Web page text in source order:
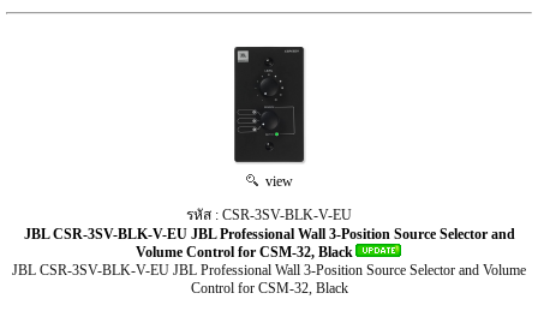
view
รหัส : CSR-3SV-BLK-V-EU
JBL CSR-3SV-BLK-V-EU JBL Professional Wall 3-Position Source Selector and
Volume Control for CSM-32, Black
JBL CSR-3SV-BLK-V-EU JBL Professional Wall 3-Position Source Selector and Volume
Control for CSM-32, Black